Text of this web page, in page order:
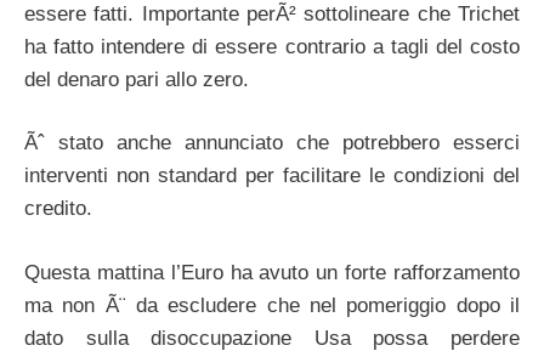
essere fatti. Importante perÃ² sottolineare che Trichet
ha fatto intendere di essere contrario a tagli del costo
del denaro pari allo zero.
Ãˆ stato anche annunciato che potrebbero esserci
interventi non standard per facilitare le condizioni del
credito.
Questa mattina l’Euro ha avuto un forte rafforzamento
ma non Ã¨ da escludere che nel pomeriggio dopo il
dato sulla disoccupazione Usa possa perdere